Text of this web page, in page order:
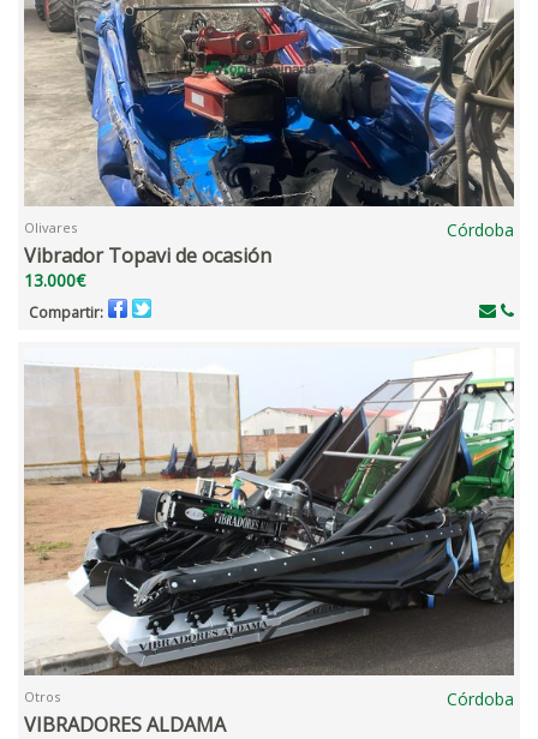
Olivares Córdoba
Vibrador Topavi de ocasión
13.000€
Compartir:
Otros Córdoba
VIBRADORES ALDAMA